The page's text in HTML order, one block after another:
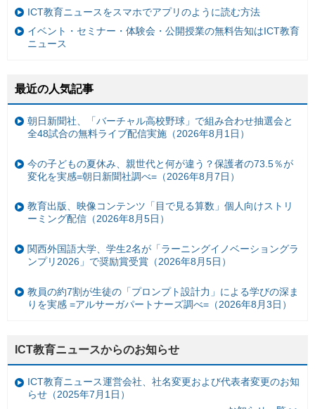
ICT教育ニュースをスマホでアプリのように読む方法
イベント・セミナー・体験会・公開授業の無料告知はICT教育
ニュース
最近の人気記事
朝日新聞社、「バーチャル高校野球」で組み合わせ抽選会と
全48試合の無料ライブ配信実施（2026年8月1日）
今の子どもの夏休み、親世代と何が違う？保護者の73.5％が
変化を実感=朝日新聞社調べ=（2026年8月7日）
教育出版、映像コンテンツ「目で見る算数」個人向けストリ
ーミング配信（2026年8月5日）
関西外国語大学、学生2名が「ラーニングイノベーショングラ
ンプリ2026」で奨励賞受賞（2026年8月5日）
教員の約7割が生徒の「プロンプト設計力」による学びの深ま
りを実感 =アルサーガパートナーズ調べ=（2026年8月3日）
ICT教育ニュースからのお知らせ
ICT教育ニュース運営会社、社名変更および代表者変更のお知
らせ（2025年7月1日）